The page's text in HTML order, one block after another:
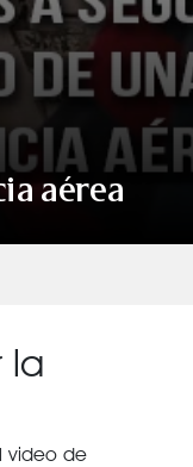
aérea
la
video de